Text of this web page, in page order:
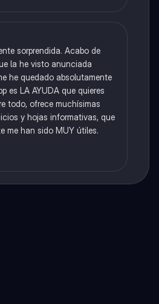
sorprendida. Acabo de
la he visto anunciada
he quedado absolutamente
es LA AYUDA que quieres
todo, ofrece muchísimas
y hojas informativas, que
me han sido MUY útiles.